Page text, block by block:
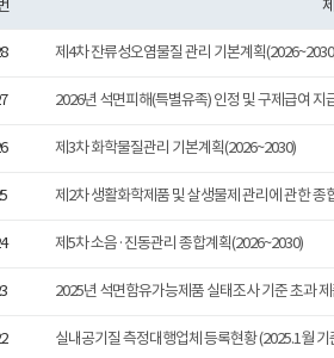
제4차 잔류성오염물질 관리 기본계획
2026년 석면피해(특별유족) 인정 및 구제급여 지
제3차 화학물질관리 기본계획(2026~2030)
제2차 생활화학제품 및 살생물제 관리에 관한 종
제5차 소음·진동관리 종합계획(2026~2030)
2025년 석면함유가능제품 실태조사 기준 초과
실내공기질 측정대행업체 등록현황 (2025.1월 기